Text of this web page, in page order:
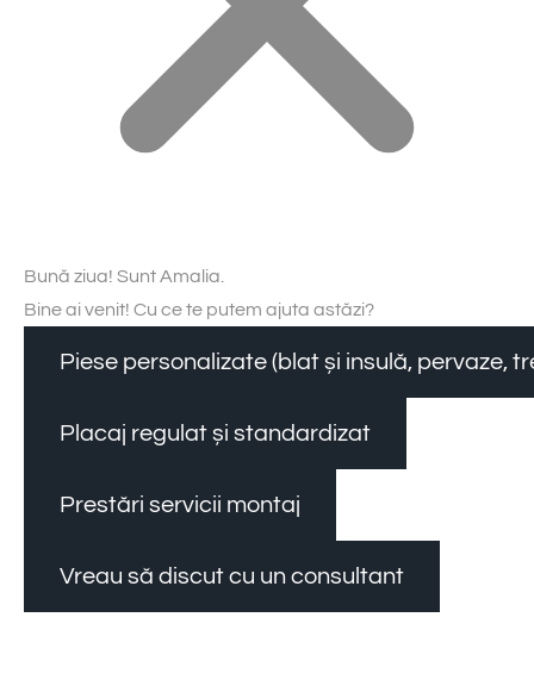
Bună ziua! Sunt Amalia.
Bine ai venit! Cu ce te putem ajuta astăzi?
Piese personalizate (blat și insulă, pervaze,
Placaj regulat și standardizat
Prestări servicii montaj
Vreau să discut cu un consultant